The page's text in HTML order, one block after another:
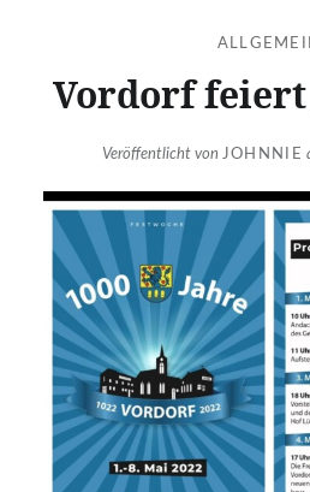
Vordorf
Veröffentlicht von JOHNNIE